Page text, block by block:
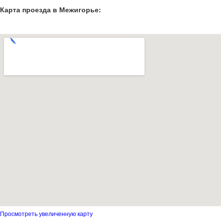
Карта проезда в Межигорье:
Просмотреть увеличенную карту